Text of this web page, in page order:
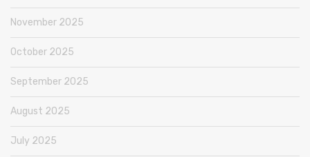
November 2025
October 2025
September 2025
August 2025
July 2025